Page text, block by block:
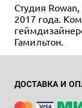
Студия
2017 года.
Гамильтон.
ДОСТАВКА И